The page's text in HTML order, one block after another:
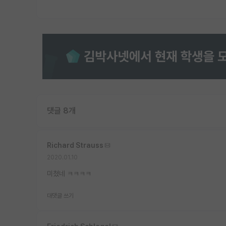
댓글 8개
Richard Strauss
미쳤네 ㅋㅋㅋㅋ
대댓글 쓰기